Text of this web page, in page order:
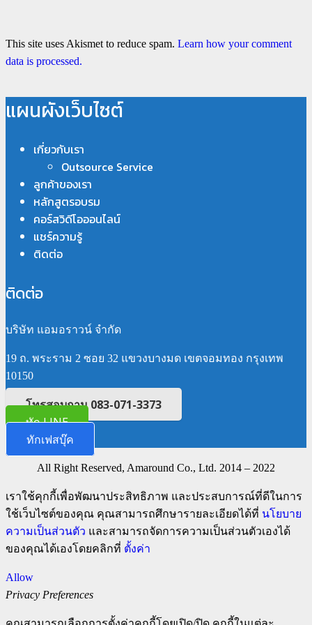
This site uses Akismet to reduce spam. Learn how your comment
data is processed.
แผนผังเว็บไซต์
เกี่ยวกับเรา
Outsource Service
ลูกค้าของเรา
หลักสูตรอบรม
คอร์สวิดีโอออนไลน์
แชร์ความรู้
ติดต่อ
ติดต่อ
บริษัท แอมอราวน์ จำกัด
19 ถ. พระราม 2 ซอย 32 แขวงบางมด เขตจอมทอง กรุงเทพ
10150
โทรสอบถาม 083-071-3373
ทัก LINE
ทักเฟสบุ๊ค
All Right Reserved, Amaround Co., Ltd. 2014 – 2022
เราใช้คุกกี้เพื่อพัฒนาประสิทธิภาพ และประสบการณ์ที่ดีในการ
ใช้เว็บไซต์ของคุณ คุณสามารถศึกษารายละเอียดได้ที่ นโยบาย
ความเป็นส่วนตัว และสามารถจัดการความเป็นส่วนตัวเองได้
ของคุณได้เองโดยคลิกที่ ตั้งค่า
Allow
Privacy Preferences